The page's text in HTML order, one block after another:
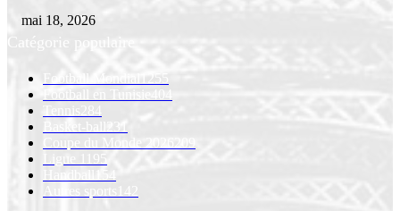
mai 18, 2026
Catégorie populaire
Football Mondial
1255
Football en Tunisie404
Tennis284
Basket-ball 231
Coupe du Monde 2026 209
Ligue 1 195
154
Autres sports 142